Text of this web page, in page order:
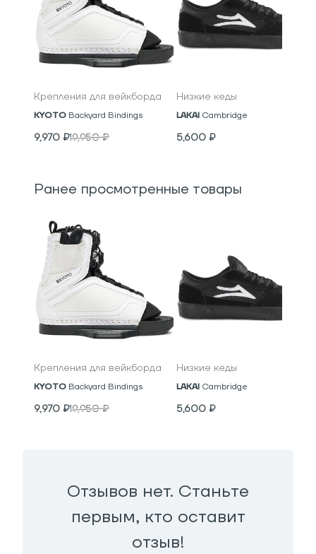
Крепления для вейкборда
KYOTO Backyard Bindings
9,970 ₽19,950₽
Низкие кеды
LAKAI Cambridge
5,600 ₽
Ранее просмотренные товары
Крепления для вейкборда
KYOTO Backyard Bindings
9,970 ₽19,950₽
Низкие кеды
LAKAI Cambridge
5,600 ₽
Отзывов нет. Станьте
первым, кто оставит
отзыв!